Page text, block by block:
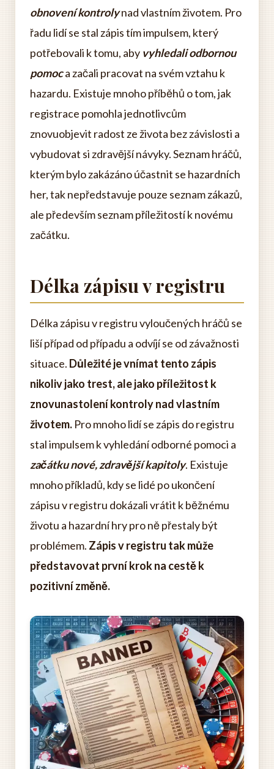
obnovení kontrolynad vlastním životem. Pro
řadu lidí se stal zápis tím impulsem, který
potřebovali k tomu, aby vyhledali odbornou
pomoca začali pracovat na svém vztahu k
hazardu. Existuje mnoho příběhů o tom, jak
registrace pomohla jednotlivcům
znovuobjevit radost ze života bez závislosti a
vybudovat si zdravější návyky. Seznam hráčů,
kterým bylo zakázáno účastnit se hazardních
her, tak nepředstavuje pouze seznam zákazů,
ale především seznam příležitostí k novému
začátku.
Délka zápisu v registru
Délka zápisu v registru vyloučených hráčů se
liší případ od případu a odvíjí se od závažnosti
situace. Důležité je vnímat tento zápis
nikoliv jako trest, ale jako příležitost k
znovunastolení kontroly nad vlastním
životem. Pro mnoho lidí se zápis do registru
stal impulsem k vyhledání odborné pomoci a
začátku nové, zdravější kapitoly. Existuje
mnoho příkladů, kdy se lidé po ukončení
zápisu v registru dokázali vrátit k běžnému
životu a hazardní hry pro ně přestaly být
problémem. Zápis v registru tak může
představovat první krok na cestě k
pozitivní změně.